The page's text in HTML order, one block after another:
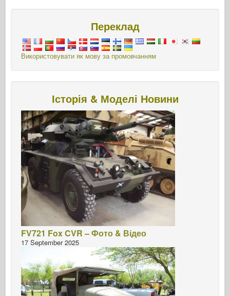
Переклад
Використовувати як мову за промовчанням
Історія & Моделі Новини
FV721 Fox CVR – Фото & Відео
17 September 2025